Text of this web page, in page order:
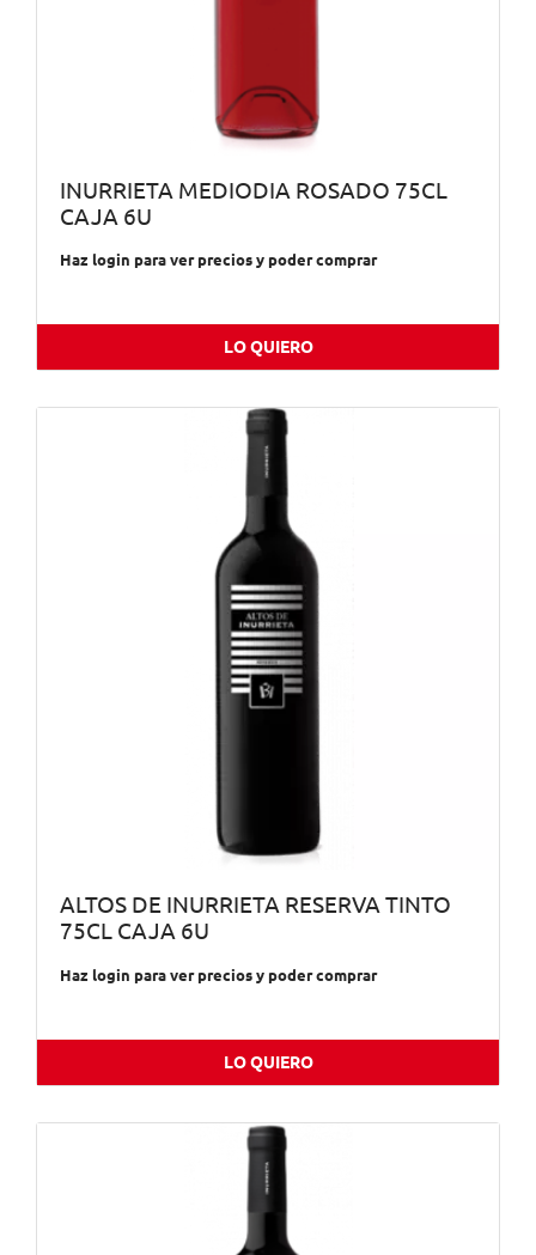
INURRIETA MEDIODIA ROSADO 75CL
CAJA 6U
Haz login para ver precios y poder comprar
LO QUIERO
ALTOS DE INURRIETA RESERVA TINTO
75CL CAJA 6U
Haz login para ver precios y poder comprar
LO QUIERO